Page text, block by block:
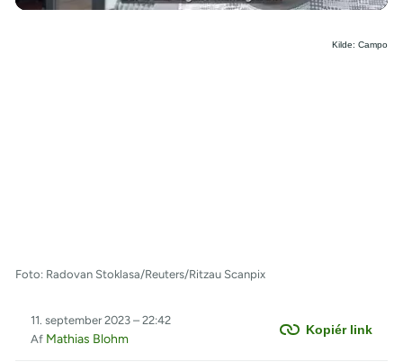
Kilde: Campo
Foto: Radovan Stoklasa/Reuters/Ritzau Scanpix
Kopiér link
11. september 2023 – 22:42
Af Mathias Blohm